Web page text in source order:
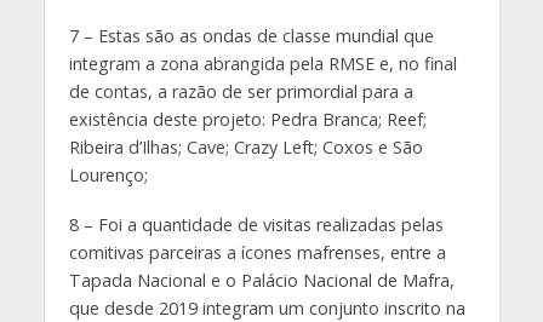
7 – Estas são as ondas de classe mundial que
integram a zona abrangida pela RMSE e, no final
de contas, a razão de ser primordial para a
existência deste projeto: Pedra Branca; Reef;
Ribeira d’Ilhas; Cave; Crazy Left; Coxos e São
Lourenço;
8 – Foi a quantidade de visitas realizadas pelas
comitivas parceiras a ícones mafrenses, entre a
Tapada Nacional e o Palácio Nacional de Mafra,
que desde 2019 integram um conjunto inscrito na